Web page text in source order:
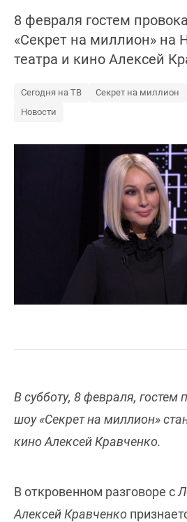
8 февраля гостем
«Секрет на миллион» на
театра и кино Алексей
Сегодня на ТВ Секрет на миллион
Новости
В субботу, 8 февраля, гостем
шоу «Секрет на миллион»
кино Алексей Кравченко.
В откровенном разговоре с
Алексей Кравченко